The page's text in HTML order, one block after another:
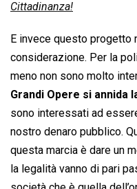
Cittadinanza!
E invece questo progetto
considerazione. Per la
meno non sono molto
Grandi Opere si annida
sono interessati ad
nostro denaro pubblico.
questa marcia è dare un
la legalità vanno di pari